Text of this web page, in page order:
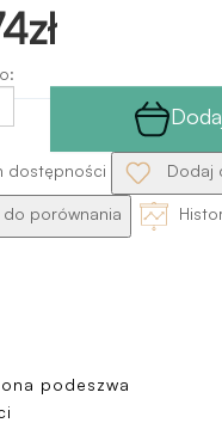
dostępności Dodaj
do porównania
podeszwa